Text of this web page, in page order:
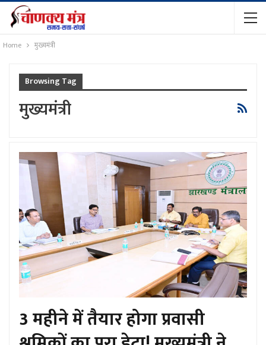
Home मुख्यमंत्री
Browsing Tag
मुख्यमंत्री
3 महीने में तैयार होगा प्रवासी